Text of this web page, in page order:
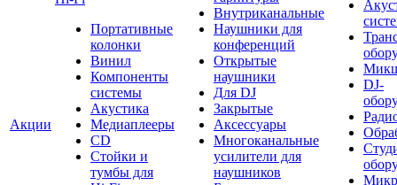
Акции
Портативные
колонки
Винил
Компоненты
системы
Акустика
Медиаплееры
CD
Стойки и
тумбы для
Внутриканальные
Наушники для
конференций
Открытые
наушники
Для DJ
Закрытые
Аксессуары
Многоканальные
усилители для
наушников
DJ-